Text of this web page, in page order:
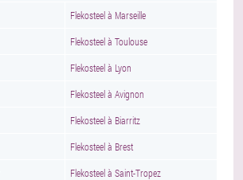
Flekosteel à Marseille
Flekosteel à Toulouse
Flekosteel à Lyon
Flekosteel à Avignon
Flekosteel à Biarritz
Flekosteel à Brest
Flekosteel à Saint-Tropez